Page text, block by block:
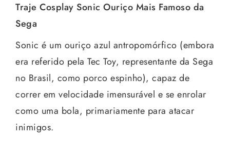
Traje Cosplay Sonic Ouriço Mais Famoso da
Sega
Sonic é um ouriço azul antropomórfico (embora
era referido pela Tec Toy, representante da Sega
no Brasil, como porco espinho), capaz de
correr em velocidade imensurável e se enrolar
como uma bola, primariamente para atacar
inimigos.